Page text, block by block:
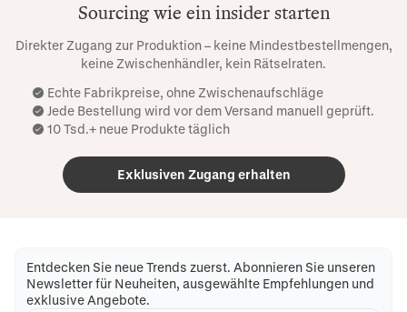
Sourcing wie ein insider starten
Direkter Zugang zur Produktion – keine Mindestbestellmengen,
keine Zwischenhändler, kein Rätselraten.
Echte Fabrikpreise, ohne Zwischenaufschläge
Jede Bestellung wird vor dem Versand manuell geprüft.
10 Tsd.+ neue Produkte täglich
Exklusiven Zugang erhalten
Entdecken Sie neue Trends zuerst. Abonnieren Sie unseren
Newsletter für Neuheiten, ausgewählte Empfehlungen und
exklusive Angebote.